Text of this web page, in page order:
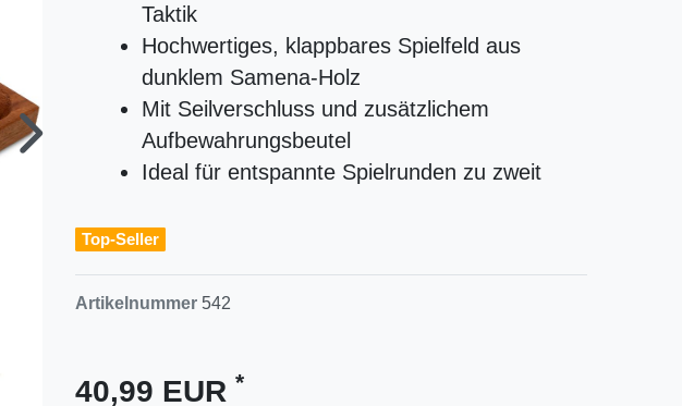
Taktik
Hochwertiges, klappbares Spielfeld aus
dunklem Samena-Holz
Mit Seilverschluss und zusätzlichem
Aufbewahrungsbeutel
Ideal für entspannte Spielrunden zu zweit
Top-Seller
Artikelnummer 542
40,99 EUR *